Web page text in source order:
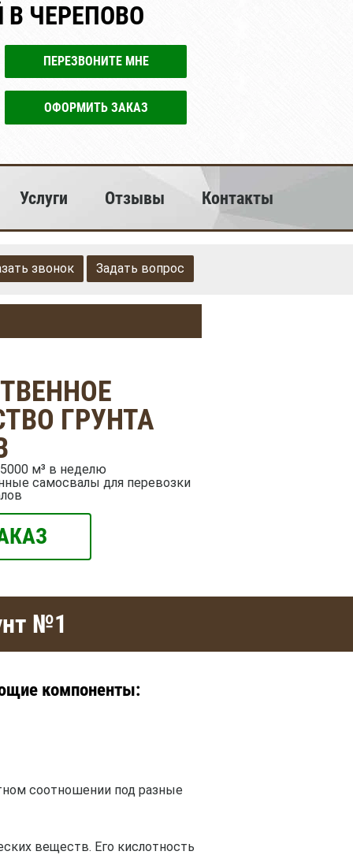
ЧЕРЕПОВО
ПЕРЕЗВОНИТЕ МНЕ
ОФОРМИТЬ ЗАКАЗ
Услуги Отзывы Контакты
звонок Задать вопрос
ГРУНТА
м³ в неделю
самосвалы для перевозки
№1
компоненты:
соотношении под разные
веществ. Его кислотность